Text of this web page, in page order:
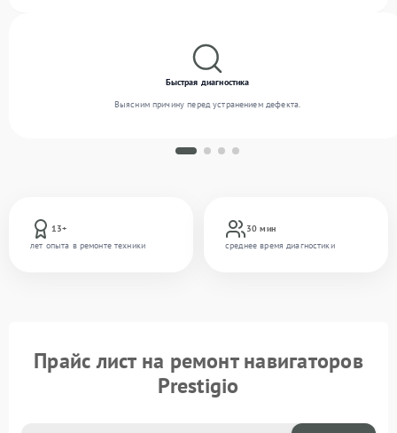
13+
лет опыта в ремонте техники
30 мин
среднее время диагностики
Быстрая диагностика
Выясним причину перед устранением дефекта.
Прайс лист на ремонт навигаторов
Prestigio